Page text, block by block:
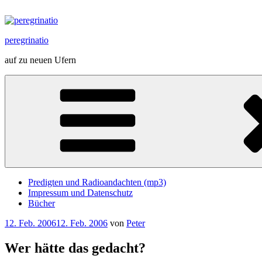
Inhalt
peregrinatio
auf zu neuen Ufern
Predigten und Radioandachten (mp3)
Impressum und Datenschutz
Bücher
Veröffentlicht
12. Feb. 200612. Feb. 2006 von Peter
Wer hätte das gedacht?